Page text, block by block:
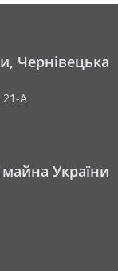
Чернівецька
21-А
України